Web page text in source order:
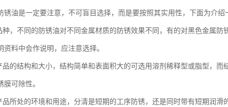
锈油是一定要注意，不可盲目选择，而是要按照其实用性，下面为介绍
种，不同的防锈油对不同金属材质的防锈效果不同，有的对黑色金属
资料中会作说明，应注意选择。
品的结构和大小，结构简单和表面积大的可选用溶剂稀释型或脂型，
膜可除性。
品所处的环境和用途，分清是短期的工序防锈，还是同时带有短期润